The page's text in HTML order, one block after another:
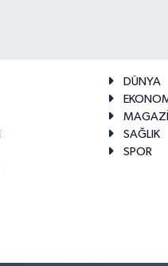
DÜNYA
SAĞLIK
SPOR